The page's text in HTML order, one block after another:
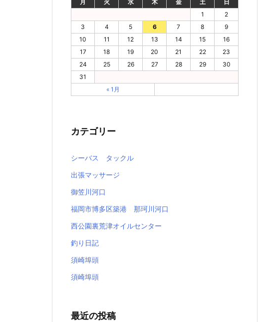
月
火 水 木 金 土
日
1
2
3
4 5 6 7 8
9
10
11 12 13 14 15
16
17
18 19 20 21 22
23
24
25 26 27 28 29
30
31
« 1月
カテゴリー
シーバス タックル
出張マッサージ
御笠川河口
福岡市博多区築港 那珂川河口
西公園裏荒津オイルセンター
釣り日記
須崎埠頭
須崎埠頭
最近の投稿